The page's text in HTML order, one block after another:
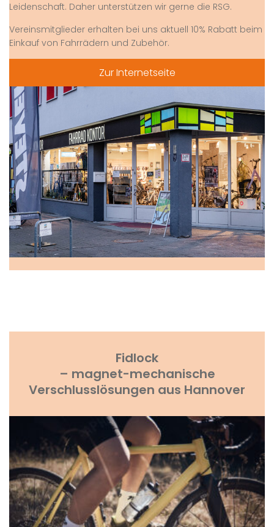
Leidenschaft. Daher unterstützen wir gerne die RSG.
Vereinsmitglieder erhalten bei uns aktuell 10% Rabatt beim
Einkauf von Fahrrädern und Zubehör.
Zur Internetseite
Fidlock
– magnet-mechanische
Verschlusslösungen aus Hannover